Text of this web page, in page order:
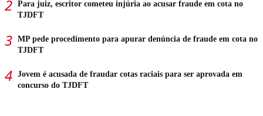
Para juiz, escritor cometeu injúria ao acusar fraude em cota no
TJDFT
MP pede procedimento para apurar denúncia de fraude em cota no
TJDFT
Jovem é acusada de fraudar cotas raciais para ser aprovada em
concurso do TJDFT